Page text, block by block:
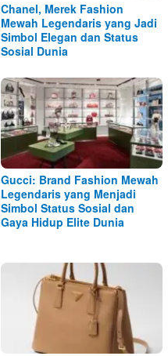
Chanel, Merek Fashion
Mewah Legendaris yang Jadi
Simbol Elegan dan Status
Sosial Dunia
Gucci: Brand Fashion Mewah
Legendaris yang Menjadi
Simbol Status Sosial dan
Gaya Hidup Elite Dunia